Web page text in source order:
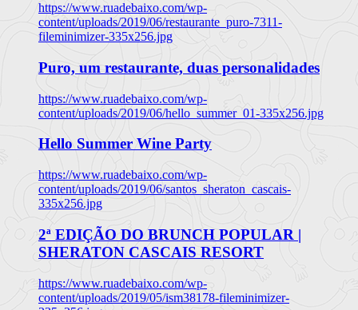
https://www.ruadebaixo.com/wp-
content/uploads/2019/06/restaurante_puro-7311-
fileminimizer-335x256.jpg
Puro, um restaurante, duas personalidades
https://www.ruadebaixo.com/wp-
content/uploads/2019/06/hello_summer_01-335x256.jpg
Hello Summer Wine Party
https://www.ruadebaixo.com/wp-
content/uploads/2019/06/santos_sheraton_cascais-
335x256.jpg
2ª EDIÇÃO DO BRUNCH POPULAR |
SHERATON CASCAIS RESORT
https://www.ruadebaixo.com/wp-
content/uploads/2019/05/ism38178-fileminimizer-